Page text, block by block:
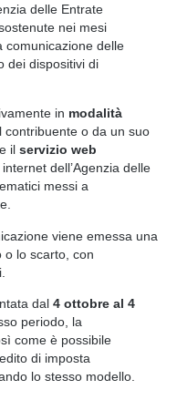
delle Entrate
nei mesi
comunicazione delle
dei dispositivi di
in modalità
contribuente o da un suo
il servizio web
dell’Agenzia delle
messi a
viene emessa una
o lo scarto, con
dal 4 ottobre al 4
periodo, la
come è possibile
di imposta
lo stesso modello.